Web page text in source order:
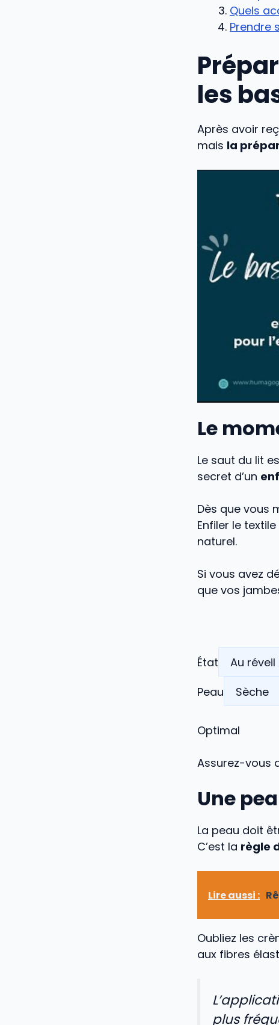
Quels
Prendre
les
Après avoir
mais la
Le
Le saut du lit
secret d’un
Dès que vous
Enfiler le
naturel.
Si vous avez
que vos
État
Peau
Optimal
Assurez-vous
Une
La peau doit
C’est la règle
Lire aussi :
Oubliez les
aux fibres
plus